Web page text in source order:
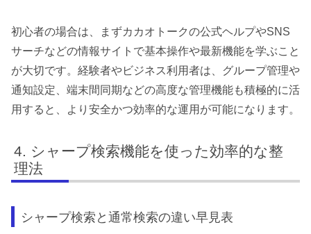
初心者の場合は、まずカカオトークの公式ヘルプやSNS
サーチなどの情報サイトで基本操作や最新機能を学ぶこと
が大切です。経験者やビジネス利用者は、グループ管理や
通知設定、端末間同期などの高度な管理機能も積極的に活
用すると、より安全かつ効率的な運用が可能になります。
シャープ検索機能を使った効率的な整
理法
シャープ検索と通常検索の違い早見表